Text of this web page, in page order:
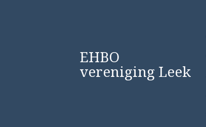
EHBO
vereniging Leek